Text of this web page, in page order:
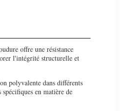
offre une résistance
l'intégrité structurelle et
polyvalente dans différents
en matière de